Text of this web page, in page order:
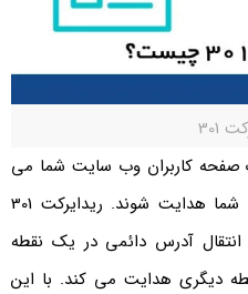
301
کاربران وب سایت شما می
توانند به مسیر جدیدی از سایت شما هدایت شوند. ریدایرکت 301
آدرس دائمی در یک نقطه
دیگری هدایت می کند. با این